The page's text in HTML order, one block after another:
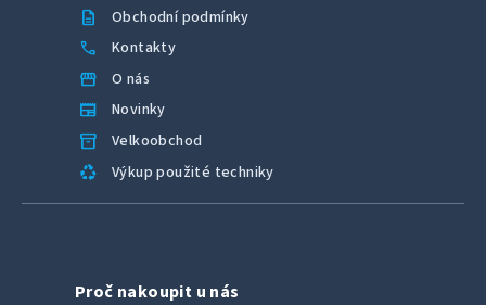
description Obchodní podmínky
call Kontakty
storefront O nás
newspaper Novinky
inventory_2 Velkoobchod
recycling Výkup použité techniky
Proč nakoupit u nás